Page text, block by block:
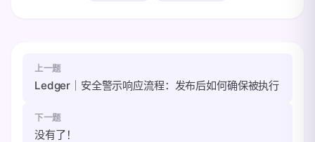
上一题
Ledger｜安全警示响应流程：发布后如何确保被执行
下一题
没有了！